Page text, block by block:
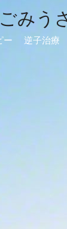
みう
ー 逆子治